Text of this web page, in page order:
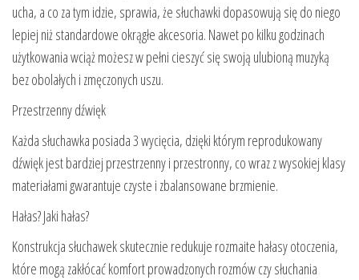
ucha, a co za tym idzie, sprawia, że słuchawki dopasowują się do niego
lepiej niż standardowe okrągłe akcesoria. Nawet po kilku godzinach
użytkowania wciąż możesz w pełni cieszyć się swoją ulubioną muzyką
bez obolałych i zmęczonych uszu.
Przestrzenny dźwięk
Każda słuchawka posiada 3 wycięcia, dzięki którym reprodukowany
dźwięk jest bardziej przestrzenny i przestronny, co wraz z wysokiej klasy
materiałami gwarantuje czyste i zbalansowane brzmienie.
Hałas? Jaki hałas?
Konstrukcja słuchawek skutecznie redukuje rozmaite hałasy otoczenia,
które mogą zakłócać komfort prowadzonych rozmów czy słuchania